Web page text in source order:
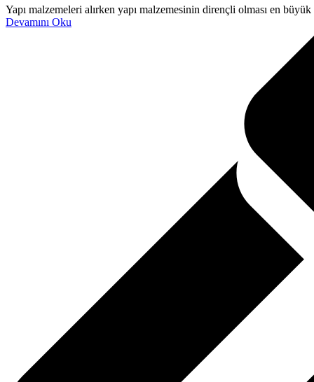
Yapı malzemeleri alırken yapı malzemesinin dirençli olması en büyük
Devamını Oku